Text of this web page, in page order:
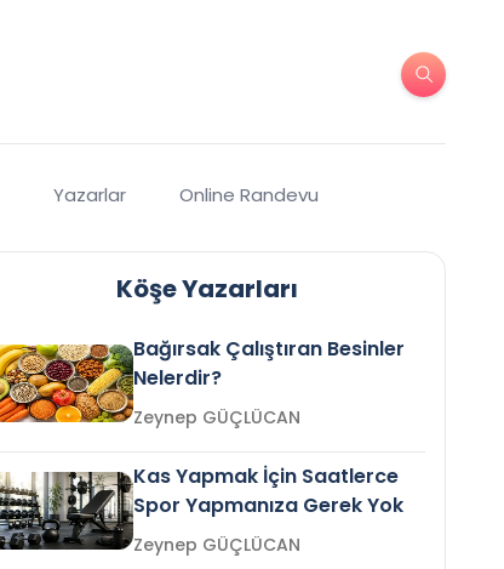
Yazarlar Online Randevu
Köşe Yazarları
Bağırsak Çalıştıran Besinler
Nelerdir?
Zeynep GÜÇLÜCAN
Kas Yapmak İçin Saatlerce
Spor Yapmanıza Gerek Yok
Zeynep GÜÇLÜCAN